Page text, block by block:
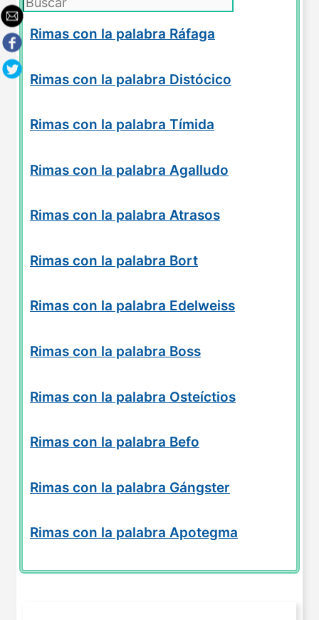
Rimas con la palabra Ráfaga
Rimas con la palabra Distócico
Rimas con la palabra Tímida
Rimas con la palabra Agalludo
Rimas con la palabra Atrasos
Rimas con la palabra Bort
Rimas con la palabra Edelweiss
Rimas con la palabra Boss
Rimas con la palabra Osteíctios
Rimas con la palabra Befo
Rimas con la palabra Gángster
Rimas con la palabra Apotegma